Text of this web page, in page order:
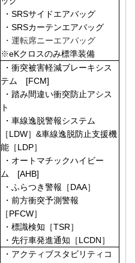
・SRSサイドエアバッグ
・SRSカーテンエアバッグ
・運転席ニーエアバッグ
※eKクロスのみ標準装備
・衝突被害軽減ブレーキシス
テム [FCM]
・ 踏み間違い衝突防止アシス
ト
・車線逸脱警報システム
［LDW］&車線逸脱防止支援機
能［LDP］
・オートマチックハイビー
ム [AHB]
・ふらつき警報［DAA］
・前方衝突予測警報
［PFCW］
・標識検知［TSR］
・先行車発進通知［LCDN］
・アクティブスタビリティコ